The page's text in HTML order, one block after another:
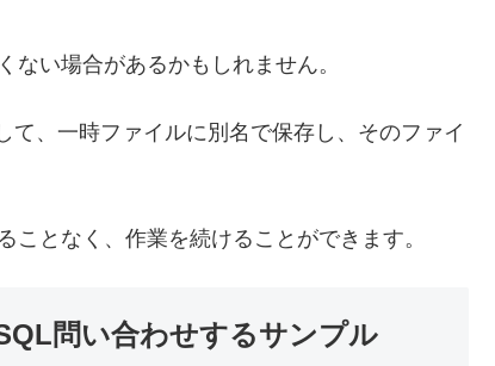
ない場合があるかもしれません。
、一時ファイルに別名で保存し、そのファイ
となく、作業を続けることができます。
問い合わせするサンプル